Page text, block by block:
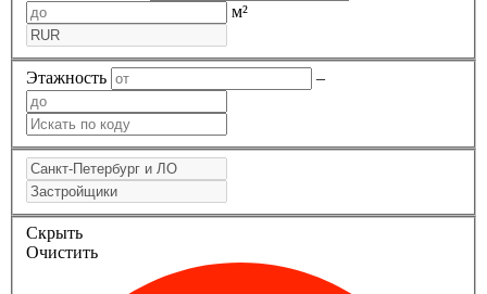
м²
Этажность –
Скрыть
Очистить